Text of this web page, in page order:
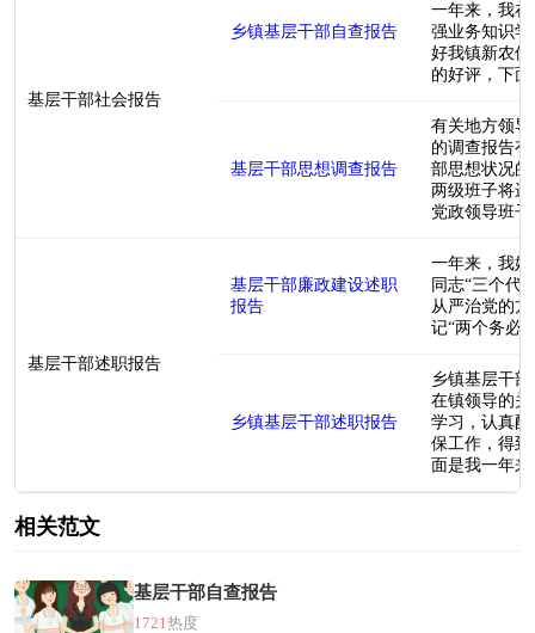
基层干部社会报告
乡镇基层干部自查报告
一年来，我
强业务知识
好我镇新农
的好评，下
基层干部思想调查报告
有关地方领
的调查报告
部思想状况
两级班子将
党政领导班
基层干部述职报告
基层干部廉政建设述职
报告
一年来，我
同志“三个代
从严治党的
记“两个务必
乡镇基层干部述职报告
乡镇基层干
在镇领导的
学习，认真
保工作，得
面是我一年
相关范文
基层干部自查报告
1721热度